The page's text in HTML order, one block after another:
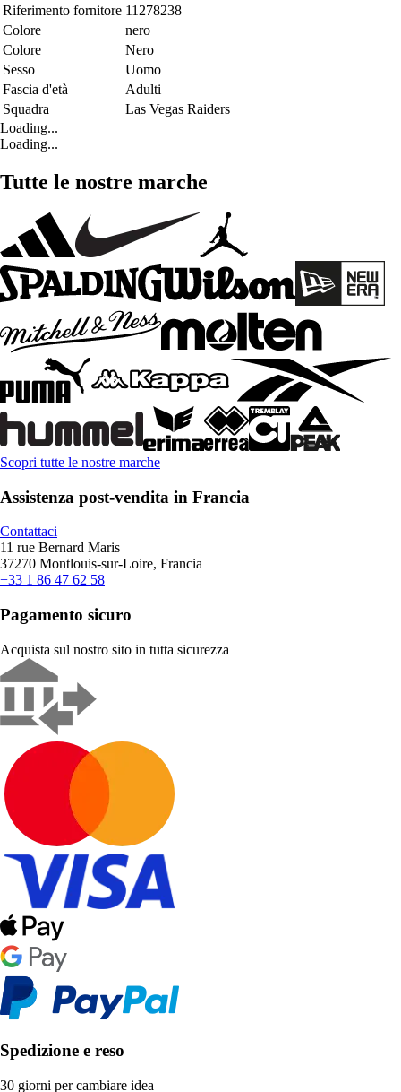
Riferimento fornitore 11278238
Colore
nero
Colore
Nero
Sesso
Uomo
Fascia d'età
Adulti
Squadra
Las Vegas Raiders
Loading...
Loading...
Tutte le nostre marche
Scopri tutte le nostre marche
Assistenza post-vendita in Francia
Contattaci
11 rue Bernard Maris
37270 Montlouis-sur-Loire, Francia
+33 1 86 47 62 58
Pagamento sicuro
Acquista sul nostro sito in tutta sicurezza
Spedizione e reso
30 giorni per cambiare idea